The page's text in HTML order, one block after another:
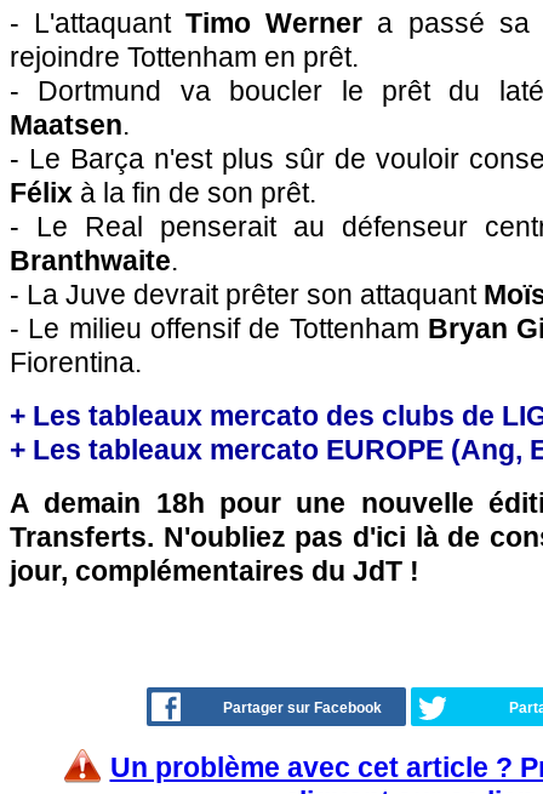
- L'attaquantTimo Werner a passé sa
rejoindre Tottenham en prêt.
- Dortmund va boucler le prêt du
Maatsen.
- Le Barça n'est plus sûr de vouloir
Félix à la fin de son prêt.
- Le Real penserait au défenseur
Branthwaite.
- La Juve devrait prêter son attaquant
- Le milieu offensif de Tottenham Bryan
Fiorentina.
+ Les tableaux mercato des clubs de
+ Les tableaux mercato EUROPE (Ang,
A demain 18h pour une nouvelle
Transferts. N'oubliez pas d'ici là de
jour, complémentaires du JdT !
Partager sur Facebook
Un problème avec cet article ?